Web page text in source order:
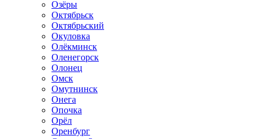
Озёры
Октябрьск
Октябрьский
Окуловка
Олёкминск
Оленегорск
Олонец
Омск
Омутнинск
Онега
Опочка
Орёл
Оренбург